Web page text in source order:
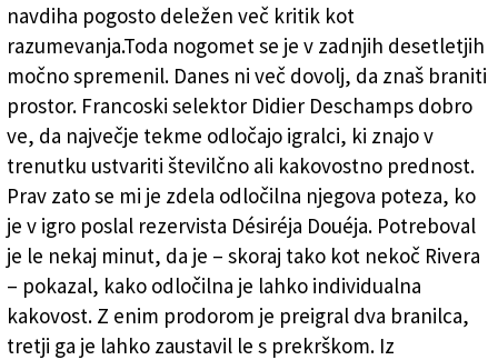
navdiha pogosto deležen več kritik kot
razumevanja.Toda nogomet se je v zadnjih desetletjih
močno spremenil. Danes ni več dovolj, da znaš braniti
prostor. Francoski selektor Didier Deschamps dobro
ve, da največje tekme odločajo igralci, ki znajo v
trenutku ustvariti številčno ali kakovostno prednost.
Prav zato se mi je zdela odločilna njegova poteza, ko
je v igro poslal rezervista Désiréja Douéja. Potreboval
je le nekaj minut, da je – skoraj tako kot nekoč Rivera
– pokazal, kako odločilna je lahko individualna
kakovost. Z enim prodorom je preigral dva branilca,
tretji ga je lahko zaustavil le s prekrškom. Iz